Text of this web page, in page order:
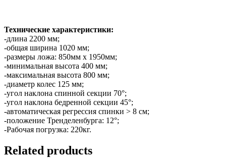
Технические характеристики:
-длина 2200 мм;
-общая ширина 1020 мм;
-размеры ложа: 850мм x 1950мм;
-минимальная высота 400 мм;
-максимальная высота 800 мм;
-диаметр колес 125 мм;
-угол наклона спинной секции 70°;
-угол наклона бедренной секции 45°;
-автоматическая регрессия спинки > 8 см;
-положение Тренделенбурга: 12°;
-Рабочая погрузка: 220кг.
Related products